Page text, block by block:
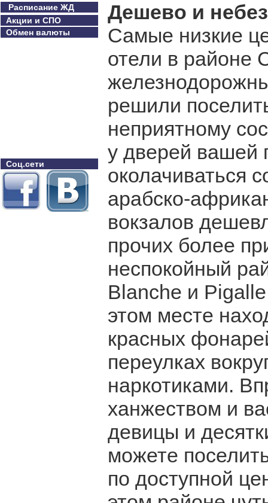
Расписание ЖД
Акции и СПО
Обмен валюты
Соц.сети
Дешево и
Самые низкие
отели в районе
решили
неприятному
у дверей вашей
околачиваться
арабско-
вокзалов
прочих более
неспокойный
Blanche и
этом месте
красных
переулках
наркотиками.
ханжеством и
девицы и
можете
по доступной